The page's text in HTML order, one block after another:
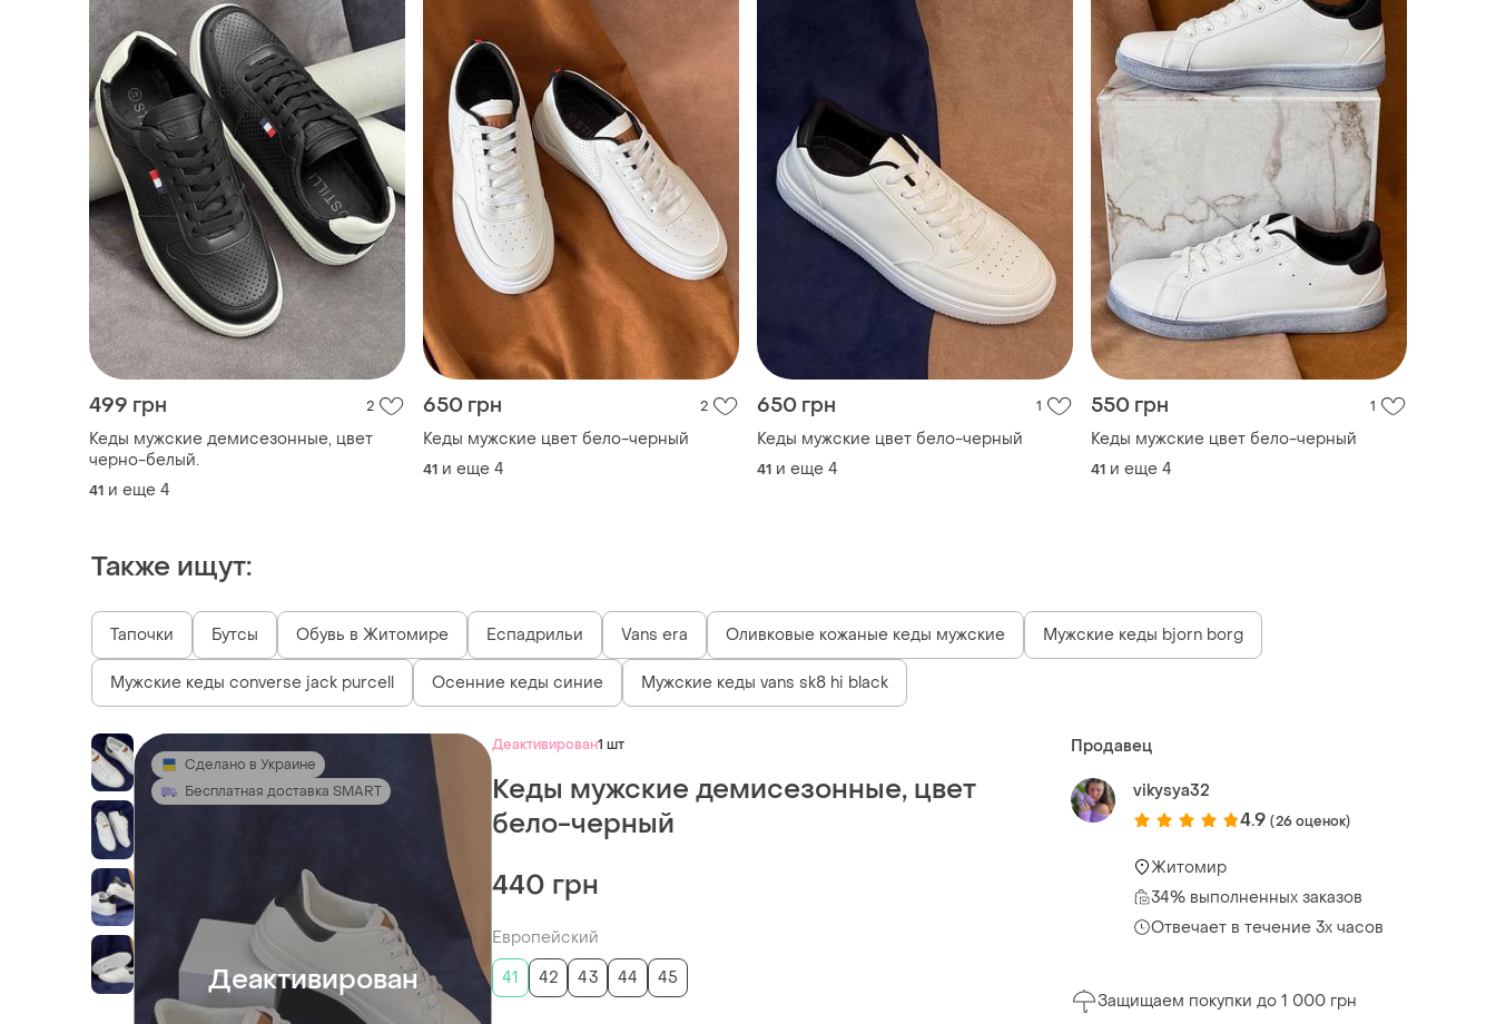
499 грн 2
Кеды мужские демисезонные, цвет
черно-белый.
41 и еще 4
650 грн 2
Кеды мужские цвет бело-черный
41 и еще 4
650 грн 1
Кеды мужские цвет бело-черный
41 и еще 4
550 грн 1
Кеды мужские цвет бело-черный
41 и еще 4
Также ищут:
Тапочки Бутсы Обувь в Житомире Еспадрильи Vans era Оливковые кожаные кеды мужские Мужские кеды bjorn borg
Мужские кеды converse jack purcell Осенние кеды синие Мужские кеды vans sk8 hi black
Сделано в Украине
Бесплатная доставка SMART
Деактивирован
Деактивирован1 шт
Кеды мужские демисезонные, цвет
бело-черный
440 грн
Европейский
41
42 43 44 45
Продавец
vikysya32
4.9 (26 оценок)
Житомир
34% выполненных заказов
Отвечает в течение 3х часов
Защищаем покупки до 1 000 грн